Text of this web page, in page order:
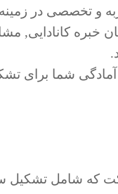
کانادایی,
شما برای
که شامل